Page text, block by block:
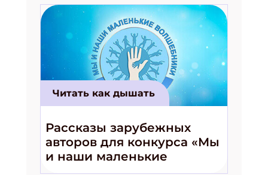
Читать как дышать
Рассказы зарубежных
авторов для конкурса «Мы
и наши маленькие
волшебники!»
Укажите Ваш Email
ПОДПИСАТЬСЯ